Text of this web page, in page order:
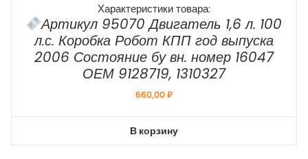
Характеристики товара:
Артикул 95070 Двигатель 1,6 л. 100
л.с. Коробка Робот КПП год выпуска
2006 Состояние бу вн. номер 16047
ОЕМ 9128719, 1310327
660,00₽
В корзину